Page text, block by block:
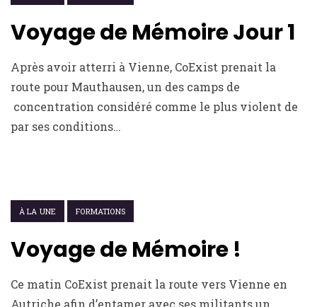
Voyage de Mémoire Jour 1
Après avoir atterri à Vienne, CoExist prenait la
route pour Mauthausen, un des camps de
concentration considéré comme le plus violent de
par ses conditions…
À LA UNE FORMATIONS
Voyage de Mémoire !
Ce matin CoExist prenait la route vers Vienne en
Autriche afin d’entamer avec ses militants un